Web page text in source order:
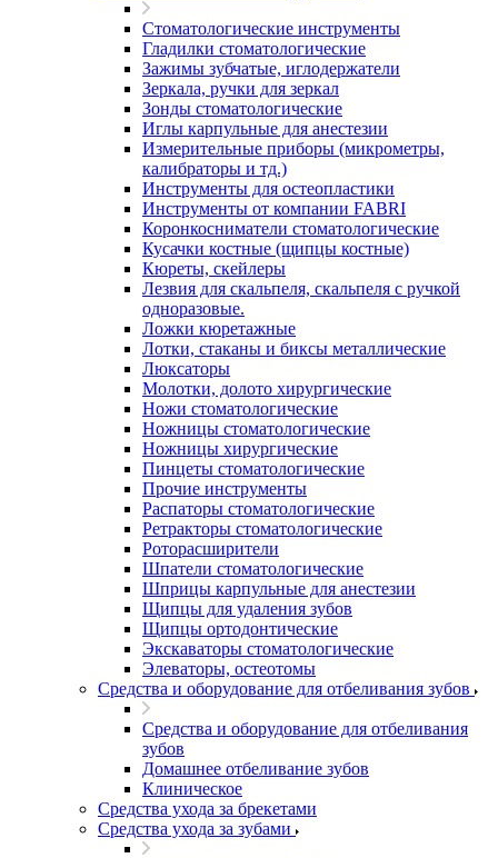
Стоматологические инструменты
Гладилки стоматологические
Зажимы зубчатые, иглодержатели
Зеркала, ручки для зеркал
Зонды стоматологические
Иглы карпульные для анестезии
Измерительные приборы (микрометры,
калибраторы и тд.)
Инструменты для остеопластики
Инструменты от компании FABRI
Коронкосниматели стоматологические
Кусачки костные (щипцы костные)
Кюреты, скейлеры
Лезвия для скальпеля, скальпеля с ручкой
одноразовые.
Ложки кюретажные
Лотки, стаканы и биксы металлические
Люксаторы
Молотки, долото хирургические
Ножи стоматологические
Ножницы стоматологические
Ножницы хирургические
Пинцеты стоматологические
Прочие инструменты
Распаторы стоматологические
Ретракторы стоматологические
Роторасширители
Шпатели стоматологические
Шприцы карпульные для анестезии
Щипцы для удаления зубов
Щипцы ортодонтические
Экскаваторы стоматологические
Элеваторы, остеотомы
Средства и оборудование для отбеливания зубов
Средства и оборудование для отбеливания
зубов
Домашнее отбеливание зубов
Клиническое
Средства ухода за брекетами
Средства ухода за зубами